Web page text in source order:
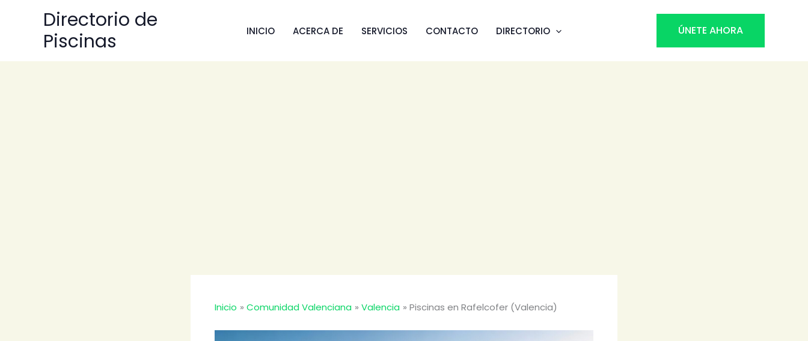
Directorio de
Piscinas
INICIO ACERCA DE SERVICIOS CONTACTO DIRECTORIO ÚNETE AHORA
Inicio Comunidad Valenciana Valencia Piscinas en Rafelcofer (Valencia)